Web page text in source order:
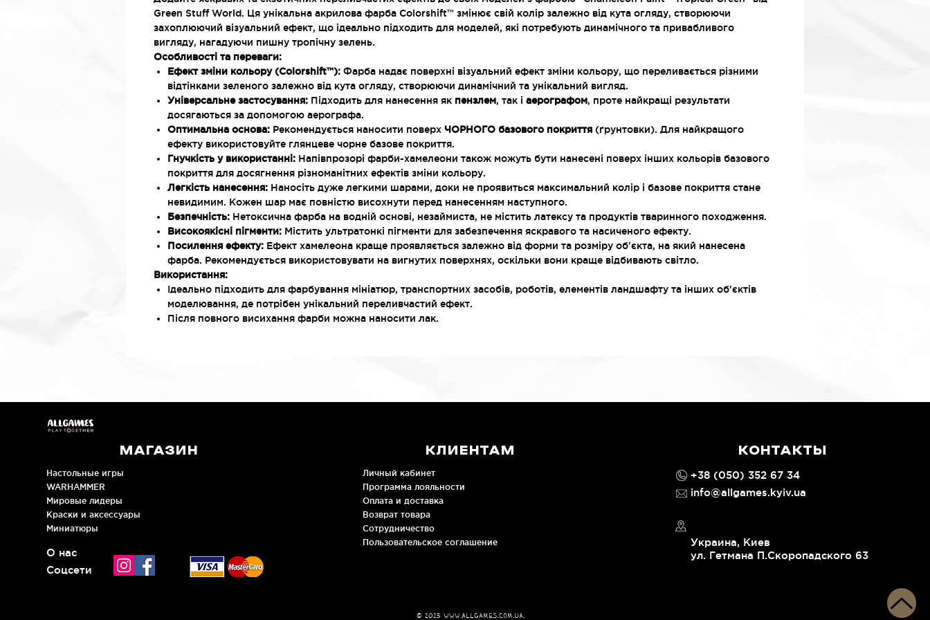
Green Stuff World. Ця унікальна акрилова фарба Colorshift™ змінює свій колір залежно від кута огляду, створюючи
захоплюючий візуальний ефект, що ідеально підходить для моделей, які потребують динамічного та привабливого
вигляду, нагадуючи пишну тропічну зелень.
Особливості та переваги:
Ефект зміни кольору (Colorshift™): Фарба надає поверхні візуальний ефект зміни кольору, що переливається різними
відтінками зеленого залежно від кута огляду, створюючи динамічний та унікальний вигляд.
Універсальне застосування: Підходить для нанесення як пензлем, так і аерографом, проте найкращі результати
досягаються за допомогою аерографа.
Оптимальна основа: Рекомендується наносити поверх ЧОРНОГО базового покриття (ґрунтовки). Для найкращого
ефекту використовуйте глянцеве чорне базове покриття.
Гнучкість у використанні: Напівпрозорі фарби-хамелеони також можуть бути нанесені поверх інших кольорів базового
покриття для досягнення різноманітних ефектів зміни кольору.
Легкість нанесення: Наносіть дуже легкими шарами, доки не проявиться максимальний колір і базове покриття стане
невидимим. Кожен шар має повністю висохнути перед нанесенням наступного.
Безпечність: Нетоксична фарба на водній основі, незаймиста, не містить латексу та продуктів тваринного походження.
Високоякісні пігменти: Містить ультратонкі пігменти для забезпечення яскравого та насиченого ефекту.
Посилення ефекту: Ефект хамелеона краще проявляється залежно від форми та розміру об'єкта, на який нанесена
фарба. Рекомендується використовувати на вигнутих поверхнях, оскільки вони краще відбивають світло.
Використання:
Ідеально підходить для фарбування мініатюр, транспортних засобів, роботів, елементів ландшафту та інших об'єктів
моделювання, де потрібен унікальний переливчастий ефект.
Після повного висихання фарби можна наносити лак.
МАГАЗИН
Настольные игры
WARHAMMER
Мировые лидеры
Краски и аксессуары
Миниатюры
О нас
Соцсети
КЛИЕНТАМ
Личный кабинет
Программа лояльности
Оплата и доставка
Возврат товара
Сотрудничество
Пользовательское соглашение
© 2025 www.allgames.com.ua.
КОНТАКТЫ
+38 (050) 352 67 34
info@allgames.kyiv.ua
Украина, Киев
ул. Гетмана П.Скоропадского 63